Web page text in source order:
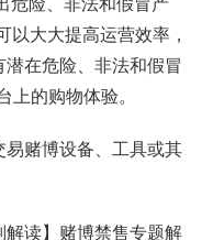
大大提高运营效率，
在危险、非法和假冒
的购物体验。
赌博设备、工具或其
读】赌博禁售专题解